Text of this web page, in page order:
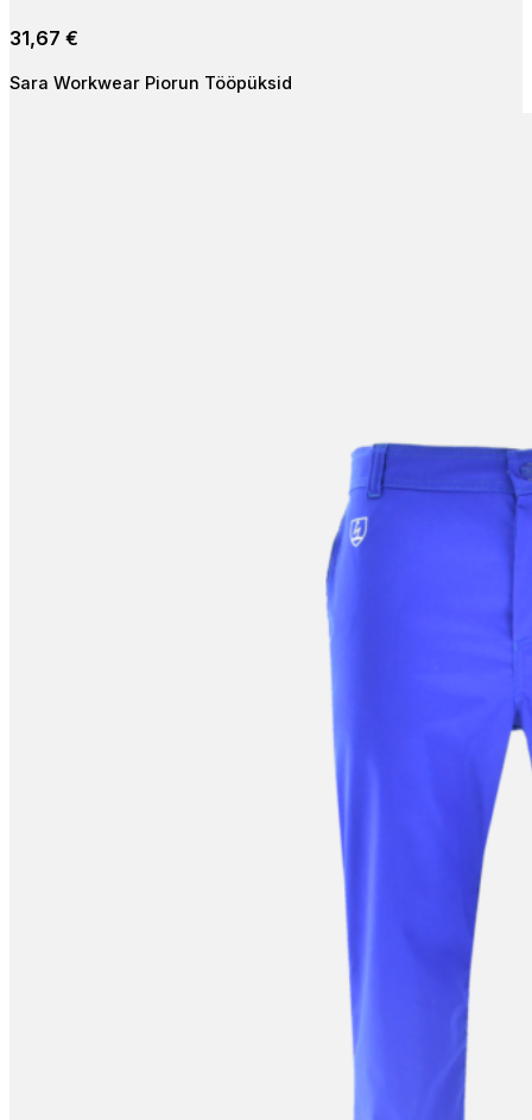
variants.
options
31,67 €
Sara Workwear Piorun Tööpüksid